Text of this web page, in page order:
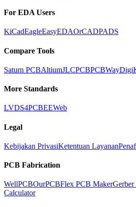
For EDA Users
KiCadEagleEasyEDAOrCADPADS
Compare Tools
Saturn PCBAltiumJLCPCBPCBWay
More Standards
LVDS4PCBEEWeb
Legal
Kebijakan PrivasiKetentuan Layanan
PCB Fabrication
WellPCBOurPCBFlex PCB Maker
Calculator